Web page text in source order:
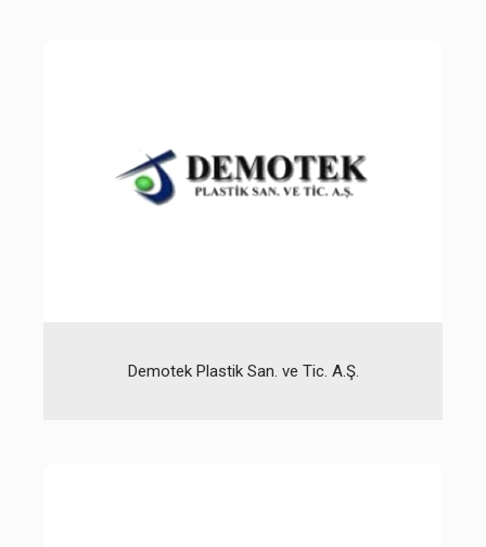
Demotek Plastik San. ve Tic. A.Ş.